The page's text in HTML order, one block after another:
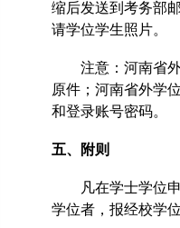
缩后发送到考务部
请学位学生照片。
注意：河南省
原件；河南省外学
和登录账号密码。
五、附则
凡在学士学位
学位者，报经校学